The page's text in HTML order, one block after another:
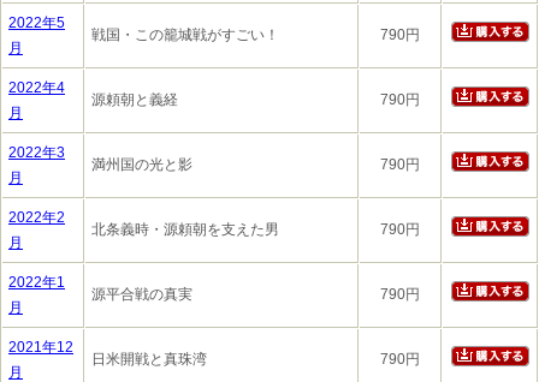
2022年5
月
戦国・この籠城戦がすごい！ 790円
2022年4
月
源頼朝と義経 790円
2022年3
月
満州国の光と影 790円
2022年2
月
北条義時・源頼朝を支えた男 790円
2022年1
月
源平合戦の真実 790円
2021年12
月
日米開戦と真珠湾 790円